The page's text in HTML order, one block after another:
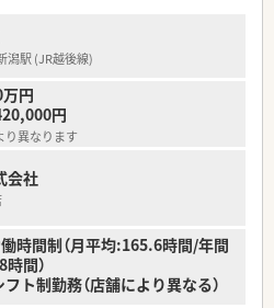
間制度があり！
て取得し、年間休日120～125日（長
ので、ライフワークバランスが充実して
潟駅 (JR越後線)
円
円
異なります
会社
時間制（月平均:165.6時間/年間
間）
ト制勤務（店舗により異なる）